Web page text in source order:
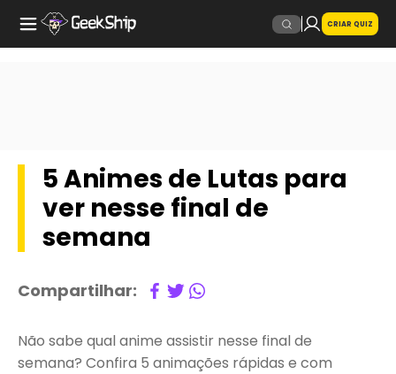
CRIAR QUIZ
5 Animes de Lutas para
ver nesse final de
semana
Compartilhar:
Não sabe qual anime assistir nesse final de
semana? Confira 5 animações rápidas e com